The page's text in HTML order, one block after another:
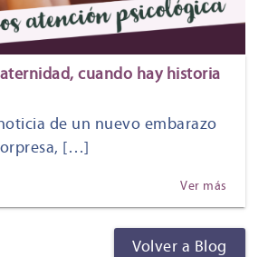
cuando hay historia
de un nuevo embarazo
[…]
Ver más
Volver a Blog